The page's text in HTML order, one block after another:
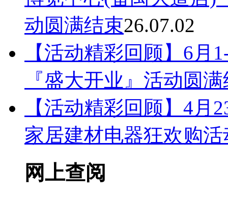
动圆满结束26.07.02
【活动精彩回顾】6月
『盛大开业』活动圆
【活动精彩回顾】4月
家居建材电器狂欢购
网上查阅